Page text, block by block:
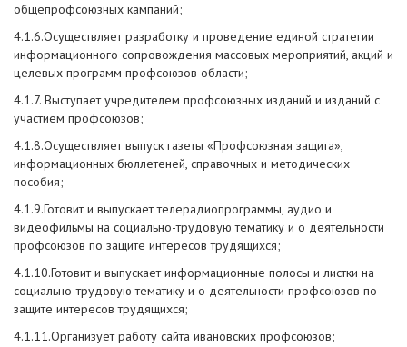
общепрофсоюзных кампаний;
4.1.6.Осуществляет разработку и проведение единой стратегии
информационного сопровождения массовых мероприятий, акций и
целевых программ профсоюзов области;
4.1.7. Выступает учредителем профсоюзных изданий и изданий с
участием профсоюзов;
4.1.8.Осуществляет выпуск газеты «Профсоюзная защита»,
информационных бюллетеней, справочных и методических
пособия;
4.1.9.Готовит и выпускает телерадиопрограммы, аудио и
видеофильмы на социально-трудовую тематику и о деятельности
профсоюзов по защите интересов трудящихся;
4.1.10.Готовит и выпускает информационные полосы и листки на
социально-трудовую тематику и о деятельности профсоюзов по
защите интересов трудящихся;
4.1.11.Организует работу сайта ивановских профсоюзов;